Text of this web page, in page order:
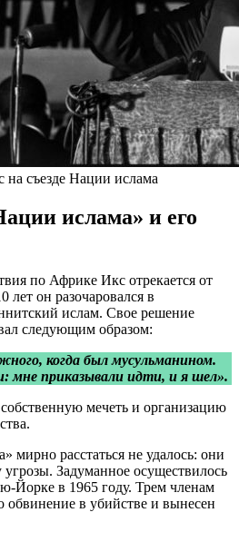
съезде Нации ислама
ислама» и его
по Африке Икс отрекается от
лет он разочаровался в
ислам. Свое решение
следующим образом:
когда был мусульманином.
мне приказывали идти, и я шел».
мечеть и организацию
мирно расстаться не удалось: они
Задуманное осуществилось
в 1965 году. Трем членам
обвинение в убийстве и вынесен